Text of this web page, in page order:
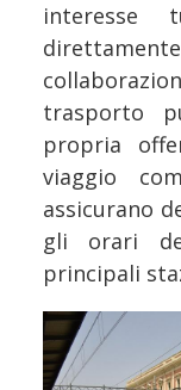
interesse
trasporto
propria
viaggio
assicurano
gli orari
principali